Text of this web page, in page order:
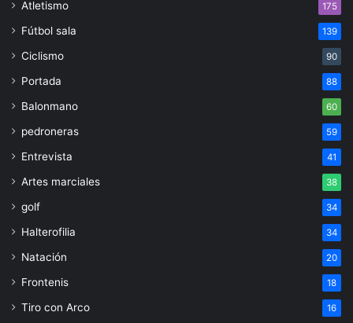
Atletismo 175
Fútbol sala 139
Ciclismo 90
Portada 88
Balonmano 60
pedroneras 59
Entrevista 41
Artes marciales 38
golf 34
Halterofilia 34
Natación 20
Frontenis 18
Tiro con Arco 16